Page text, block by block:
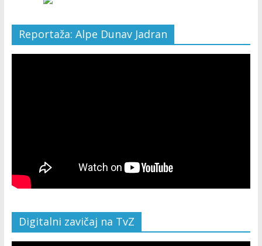
Reportaža: Alpe Dunav Jadran
Digitalni zavičaj na TvZ